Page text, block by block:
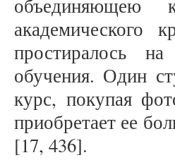
объединяющею
академического
простиралось
обучения. Один
курс, покупая
приобретает ее
[17, 436].